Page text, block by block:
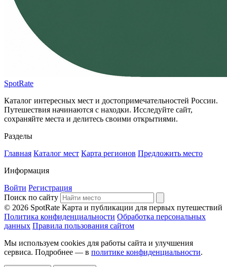
SpotRate
Каталог интересных мест и достопримечательностей России.
Путешествия начинаются с находки. Исследуйте сайт,
сохраняйте места и делитесь своими открытиями.
Разделы
Главная Каталог мест Карта регионов Предложить место
Информация
Войти Регистрация
Поиск по сайту
© 2026 SpotRate Карта и публикации для первых путешествий
Политика конфиденциальности Обработка персональных
данных Правила пользования сайтом
Мы используем cookies для работы сайта и улучшения
сервиса. Подробнее — в политике конфиденциальности.